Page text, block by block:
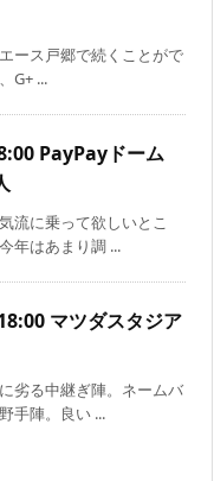
ース戸郷で続くことがで
G+ ...
PayPayドーム
流に乗って欲しいとこ
年はあまり調 ...
マツダスタジア
劣る中継ぎ陣。ネームバ
手陣。良い ...